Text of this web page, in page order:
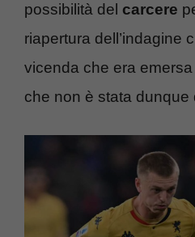
possibilità del carcere
riapertura dell’indagine
vicenda che era
che non è stata dunque